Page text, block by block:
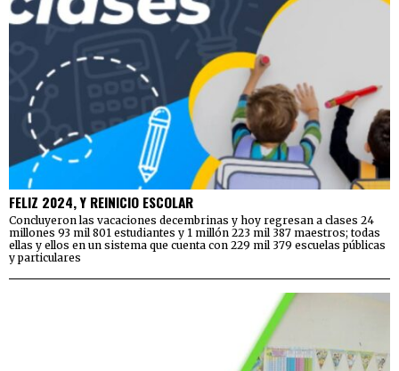
FELIZ 2024, Y REINICIO ESCOLAR
Concluyeron las vacaciones decembrinas y hoy regresan a clases 24
millones 93 mil 801 estudiantes y 1 millón 223 mil 387 maestros; todas
ellas y ellos en un sistema que cuenta con 229 mil 379 escuelas públicas
y particulares